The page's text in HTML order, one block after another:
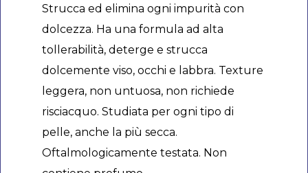
Strucca ed elimina ogni impurità con
dolcezza. Ha una formula ad alta
tollerabilità, deterge e strucca
dolcemente viso, occhi e labbra. Texture
leggera, non untuosa, non richiede
risciacquo. Studiata per ogni tipo di
pelle, anche la più secca.
Oftalmologicamente testata. Non